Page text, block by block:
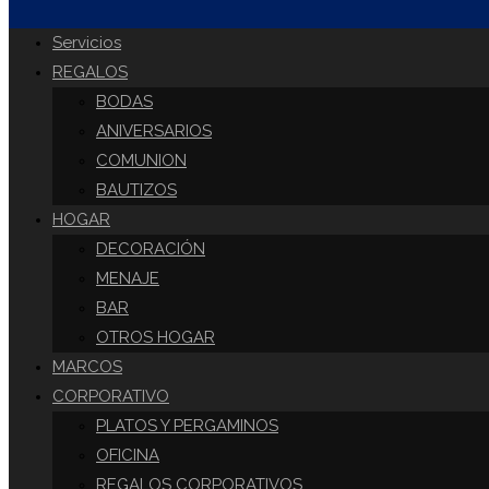
Servicios
REGALOS
BODAS
ANIVERSARIOS
COMUNION
BAUTIZOS
HOGAR
DECORACIÓN
MENAJE
BAR
OTROS HOGAR
MARCOS
CORPORATIVO
PLATOS Y PERGAMINOS
OFICINA
REGALOS CORPORATIVOS